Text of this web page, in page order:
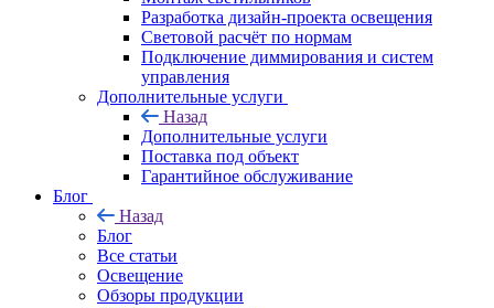
Разработка дизайн-проекта освещения
Световой расчёт по нормам
Подключение диммирования и систем
управления
Дополнительные услуги
Назад
Дополнительные услуги
Поставка под объект
Гарантийное обслуживание
Блог
Назад
Блог
Все статьи
Освещение
Обзоры продукции